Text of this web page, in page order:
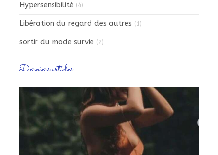
Hypersensibilité (4)
Libération du regard des autres (1)
sortir du mode survie (2)
Derniers articles